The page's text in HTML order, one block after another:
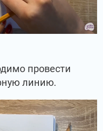
провести
линию.